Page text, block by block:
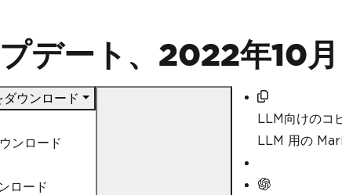
SaveAs "html-
デート、2022年10月
ウンロード
ンロード
ロード
LLM向けのコ
LLM 用の